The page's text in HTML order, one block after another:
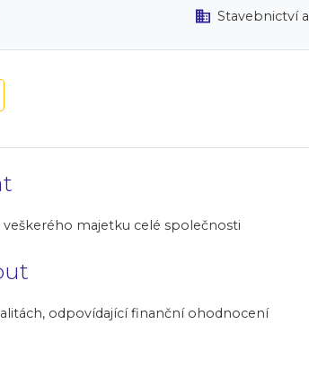
Stavebnictví
majetku celé společnosti
odpovídající finanční ohodnocení